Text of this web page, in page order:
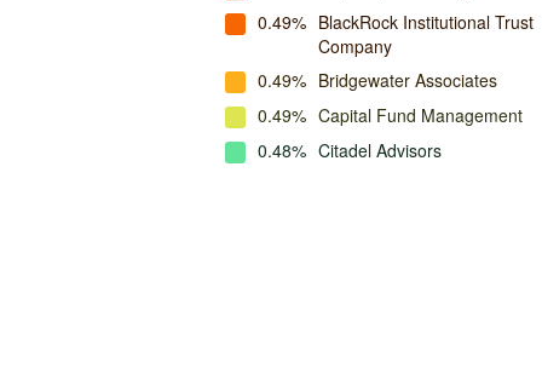
0.49% BlackRock Institutional Trust
Company
0.49% Bridgewater Associates
0.49% Capital Fund Management
0.48% Citadel Advisors